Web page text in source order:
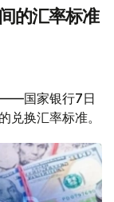
的汇率标准
——国家银行7日
兑换汇率标准。